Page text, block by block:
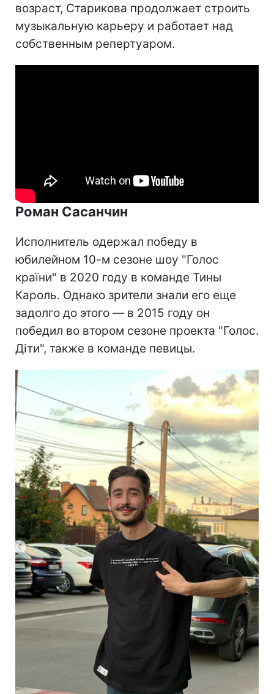
возраст, Старикова продолжает строить
музыкальную карьеру и работает над
собственным репертуаром.
Роман Сасанчин
Исполнитель одержал победу в
юбилейном 10-м сезоне шоу "Голос
країни" в 2020 году в команде Тины
Кароль. Однако зрители знали его еще
задолго до этого — в 2015 году он
победил во втором сезоне проекта "Голос.
Діти", также в команде певицы.